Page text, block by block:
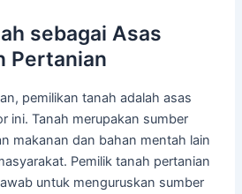
sebagai Asas
Pertanian
pemilikan tanah adalah asas
ini. Tanah merupakan sumber
makanan dan bahan mentah lain
Pemilik tanah pertanian
untuk menguruskan sumber